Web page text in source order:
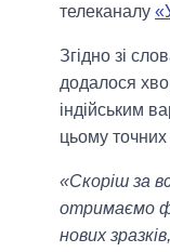
телеканалу
Згідно зі
додалося
індійським
цьому
«Скоріш за
отримаємо
нових